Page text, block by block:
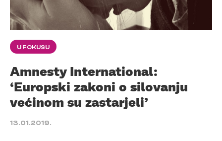
U FOKUSU
Amnesty International:
‘Europski zakoni o silovanju
većinom su zastarjeli’
13.01.2019.